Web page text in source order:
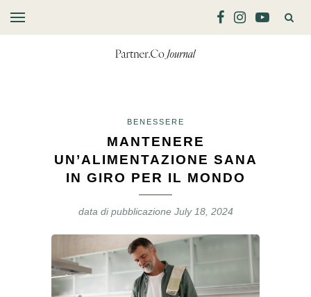
BENESSERE
MANTENERE
UN’ALIMENTAZIONE SANA
IN GIRO PER IL MONDO
data di pubblicazione July 18, 2024